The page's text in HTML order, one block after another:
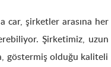
car, şirketler arasına her
Şirketimiz, uzun
göstermiş olduğu kaliteli